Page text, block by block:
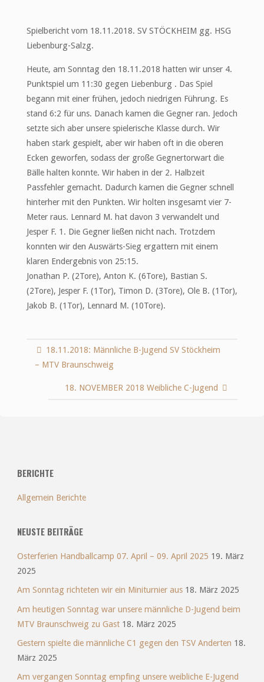
Spielbericht vom 18.11.2018. SV STÖCKHEIM gg. HSG
Liebenburg-Salzg.
Heute, am Sonntag den 18.11.2018 hatten wir unser 4.
Punktspiel um 11:30 gegen Liebenburg . Das Spiel
begann mit einer frühen, jedoch niedrigen Führung. Es
stand 6:2 für uns. Danach kamen die Gegner ran. Jedoch
setzte sich aber unsere spielerische Klasse durch. Wir
haben stark gespielt, aber wir haben oft in die oberen
Ecken geworfen, sodass der große Gegnertorwart die
Bälle halten konnte. Wir haben in der 2. Halbzeit
Passfehler gemacht. Dadurch kamen die Gegner schnell
hinterher mit den Punkten. Wir holten insgesamt vier 7-
Meter raus. Lennard M. hat davon 3 verwandelt und
Jesper F. 1. Die Gegner ließen nicht nach. Trotzdem
konnten wir den Auswärts-Sieg ergattern mit einem
klaren Endergebnis von 25:15.
Jonathan P. (2Tore), Anton K. (6Tore), Bastian S.
(2Tore), Jesper F. (1Tor), Timon D. (3Tore), Ole B. (1Tor),
Jakob B. (1Tor), Lennard M. (10Tore).
18.11.2018: Männliche B-Jugend SV Stöckheim
– MTV Braunschweig
18. NOVEMBER 2018 Weibliche C-Jugend
BERICHTE
Allgemein Berichte
NEUSTE BEITRÄGE
Osterferien Handballcamp 07. April – 09. April 2025 19. März
2025
Am Sonntag richteten wir ein Miniturnier aus 18. März 2025
Am heutigen Sonntag war unsere männliche D-Jugend beim
MTV Braunschweig zu Gast 18. März 2025
Gestern spielte die männliche C1 gegen den TSV Anderten 18.
März 2025
Am vergangen Sonntag empfing unsere weibliche E-Jugend